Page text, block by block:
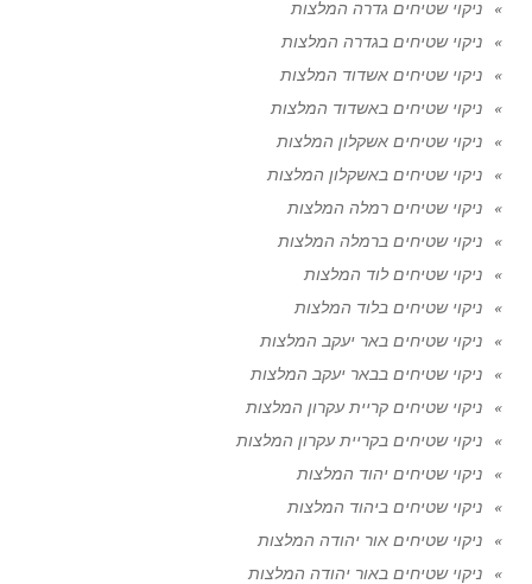
ניקוי שטיחים גדרה המלצות
ניקוי שטיחים בגדרה המלצות
ניקוי שטיחים אשדוד המלצות
ניקוי שטיחים באשדוד המלצות
ניקוי שטיחים אשקלון המלצות
ניקוי שטיחים באשקלון המלצות
ניקוי שטיחים רמלה המלצות
ניקוי שטיחים ברמלה המלצות
ניקוי שטיחים לוד המלצות
ניקוי שטיחים בלוד המלצות
ניקוי שטיחים באר יעקב המלצות
ניקוי שטיחים בבאר יעקב המלצות
ניקוי שטיחים קריית עקרון המלצות
ניקוי שטיחים בקריית עקרון המלצות
ניקוי שטיחים יהוד המלצות
ניקוי שטיחים ביהוד המלצות
ניקוי שטיחים אור יהודה המלצות
ניקוי שטיחים באור יהודה המלצות